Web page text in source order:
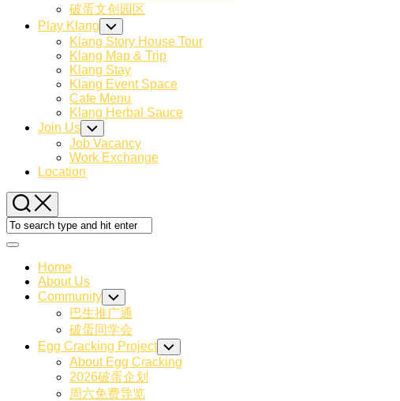
破蛋文创园区
Play Klang Toggle
Child
Menu
Klang Story House Tour
Klang Map & Trip
Klang Stay
Klang Event Space
Cafe Menu
Klang Herbal Sauce
Join Us Toggle
Child
Menu
Job Vacancy
Work Exchange
Location
Expand
Home
About Us
Community Toggle
Child
Menu
巴生推广通
破蛋同学会
Egg Cracking Project Toggle
Child
Menu
About Egg Cracking
2026破蛋企划
周六免费导览